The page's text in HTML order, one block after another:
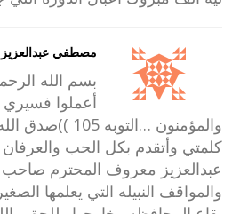
مصطفي
بسم الله
أعملوا
والمؤمنون
كلمتي وأتقدم بكل الحب
عبدالعزيز معروف المحترم صاحب
والمواقف النبيله التي يعلمها